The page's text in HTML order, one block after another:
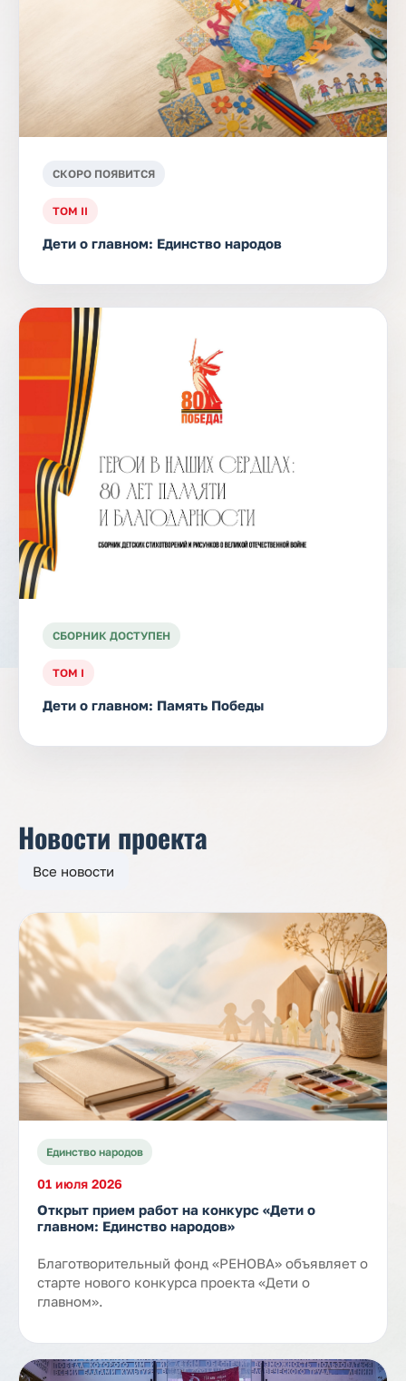
СКОРО ПОЯВИТСЯ
ТОМ II
Дети о главном: Единство народов
СБОРНИК ДОСТУПЕН
ТОМ I
Дети о главном: Память Победы
Новости проекта
Все новости
Единство народов
01 июля 2026
Открыт прием работ на конкурс «Дети о
главном: Единство народов»
Благотворительный фонд «РЕНОВА» объявляет о
старте нового конкурса проекта «Дети о
главном».